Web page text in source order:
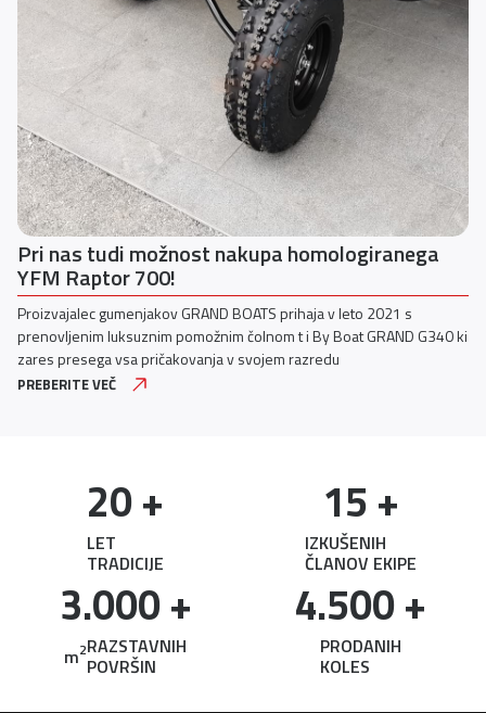
v leto 2021 s
By Boat GRAND G340 ki
Nova barva Cyan Storm za
Yamahina zelo uspešna družina MT s 7
do 1000 cm3 ponuja širok nabor motociklov
zasnovani s pravo mešanico zmogljivosti in
LET
TRADICIJE
20 +
IZKUŠENIH
ČLANOV EKIPE
15 +
m2RAZSTAVNIH
POVRŠIN
3.000 +
PRODANIH
KOLES
4.500 +